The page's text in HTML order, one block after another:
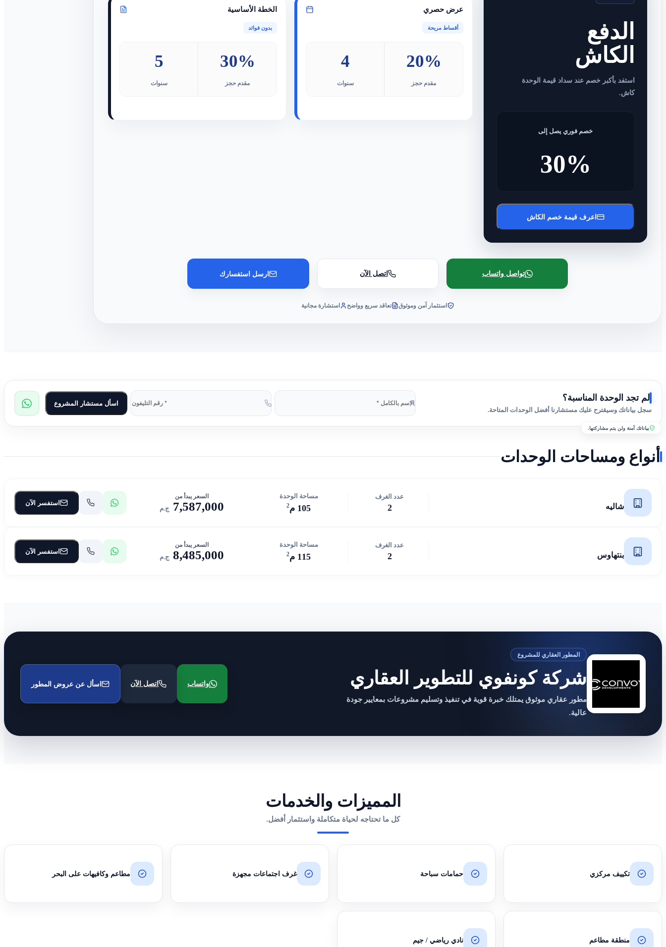
الدفع
الكاش
استفد بأكبر خصم عند سداد قيمة الوحدة
كاش.
خصم فوري يصل إلى
30%
اعرف قيمة خصم الكاش
عرض حصري
أقساط مريحة
20%
مقدم حجز
4
سنوات
الخطة الأساسية
بدون فوائد
30%
مقدم حجز
5
سنوات
تواصل واتساب اتصل الآن ارسل استفسارك
استثمار آمن وموثوق تعاقد سريع وواضح استشارة مجانية
لم تجد الوحدة المناسبة؟
سجل بياناتك وسيقترح عليك مستشارنا أفضل الوحدات المتاحة.
اسأل مستشار المشروع
بياناتك آمنة ولن يتم مشاركتها.
أنواع ومساحات الوحدات
شاليه
عدد الغرف
2
مساحة الوحدة
105 م 2
السعر يبدأ من
7,587,000 ج.م
استفسر الآن
بنتهاوس
عدد الغرف
2
مساحة الوحدة
115 م 2
السعر يبدأ من
8,485,000 ج.م
استفسر الآن
المطور العقاري للمشروع
شركة كونفوي للتطوير العقاري
مطور عقاري موثوق يمتلك خبرة قوية في تنفيذ وتسليم مشروعات بمعايير جودة
عالية.
واتساب اتصل الآن اسأل عن عروض المطور
المميزات والخدمات
كل ما تحتاجه لحياة متكاملة واستثمار أفضل.
تكييف مركزي حمامات سباحة غرف اجتماعات مجهزة مطاعم وكافيهات على البحر
منطقة مطاعم نادي رياضي / جيم